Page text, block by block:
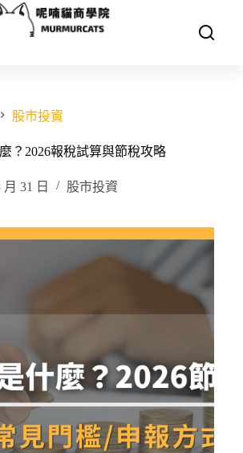
股市投資
？2026報稅試算與節稅攻略
月 31 日 股市投資